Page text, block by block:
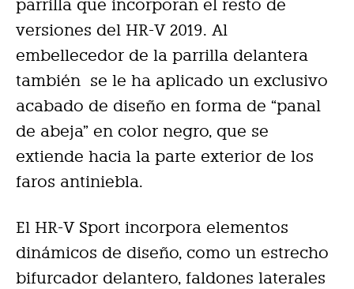
parrilla que incorporan el resto de
versiones del HR-V 2019. Al
embellecedor de la parrilla delantera
también se le ha aplicado un exclusivo
acabado de diseño en forma de “panal
de abeja” en color negro, que se
extiende hacia la parte exterior de los
faros antiniebla.
El HR-V Sport incorpora elementos
dinámicos de diseño, como un estrecho
bifurcador delantero, faldones laterales